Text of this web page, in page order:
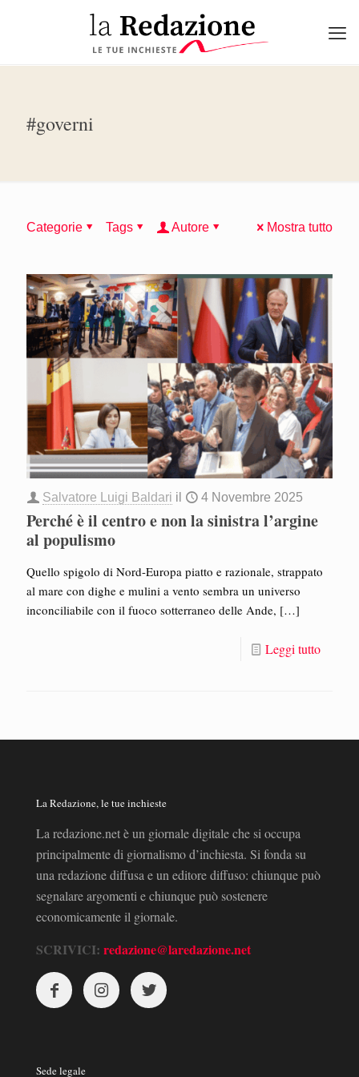
#governi
Categorie Tags Autore Mostra tutto
Salvatore Luigi Baldari il 4 Novembre 2025
Perché è il centro e non la sinistra l’argine
al populismo
Quello spigolo di Nord-Europa piatto e razionale, strappato
al mare con dighe e mulini a vento sembra un universo
inconciliabile con il fuoco sotterraneo delle Ande, […]
Leggi tutto
La Redazione, le tue inchieste
La redazione.net è un giornale digitale che si occupa
principalmente di giornalismo d’inchiesta. Si fonda su
una redazione diffusa e un editore diffuso: chiunque può
segnalare argomenti e chiunque può sostenere
economicamente il giornale.
SCRIVICI: redazione@laredazione.net
Sede legale